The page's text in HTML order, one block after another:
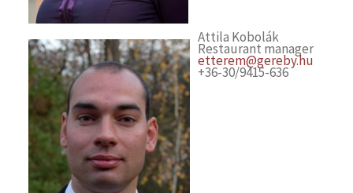
Attila Kobolák
Restaurant manager
etterem@gereby.hu
+36-30/9415-636